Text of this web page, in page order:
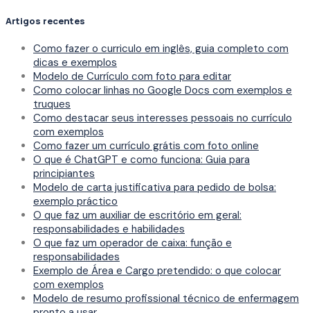
Artigos recentes
Como fazer o curriculo em inglês, guia completo com
dicas e exemplos
Modelo de Currículo com foto para editar
Como colocar linhas no Google Docs com exemplos e
truques
Como destacar seus interesses pessoais no currículo
com exemplos
Como fazer um currículo grátis com foto online
O que é ChatGPT e como funciona: Guia para
principiantes
Modelo de carta justificativa para pedido de bolsa:
exemplo práctico
O que faz um auxiliar de escritório em geral:
responsabilidades e habilidades
O que faz um operador de caixa: função e
responsabilidades
Exemplo de Área e Cargo pretendido: o que colocar
com exemplos
Modelo de resumo profissional técnico de enfermagem